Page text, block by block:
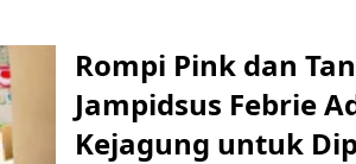
Rompi Pink dan
Jampidsus Febrie
Kejagung untuk